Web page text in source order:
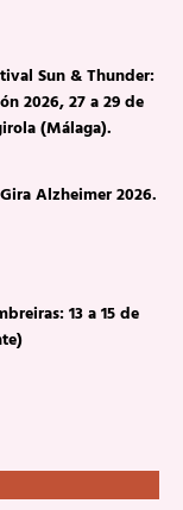
Sun & Thunder:
2026, 27 a 29 de
(Málaga).
Alzheimer 2026.
13 a 15 de